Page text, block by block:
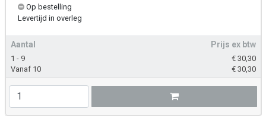
Op bestelling
Levertijd in overleg
Aantal Prijs ex btw
1 - 9 € 30,30
Vanaf 10
€ 30,30